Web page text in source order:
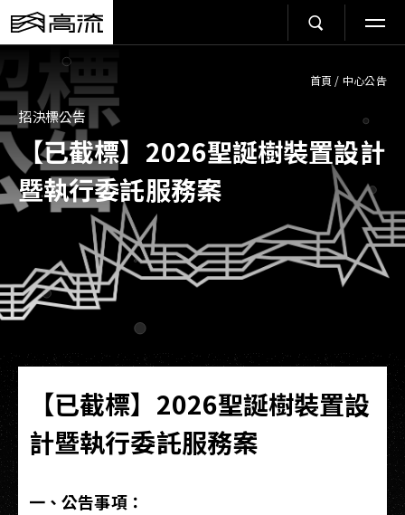
首頁 / 中心公告
招決標公告
【已截標】2026聖誕樹裝置設計
暨執行委託服務案
【已截標】2026聖誕樹裝置設
計暨執行委託服務案
一、公告事項：